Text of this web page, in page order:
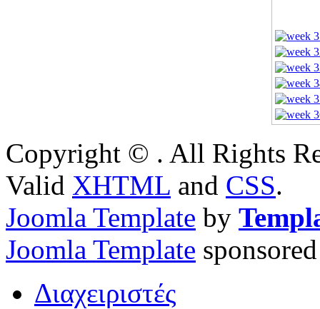
Copyright © . All Rights
Valid XHTML and CSS.
Joomla Template by
Joomla Template
Διαχειριστές